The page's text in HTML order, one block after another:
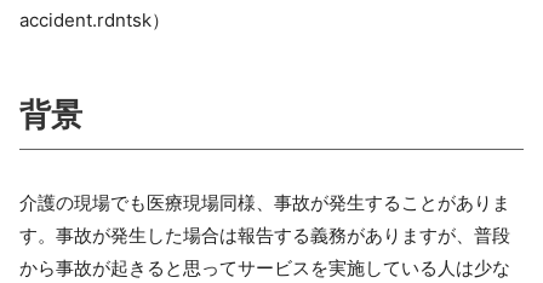
accident.rdntsk）
背景
介護の現場でも医療現場同様、事故が発生することがありま
す。事故が発生した場合は報告する義務がありますが、普段
から事故が起きると思ってサービスを実施している人は少な